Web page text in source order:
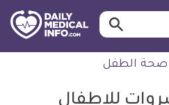
ابحث…
صحة الطفل
للاطفال